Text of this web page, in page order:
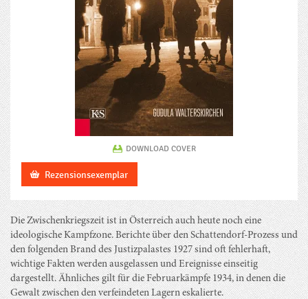
DOWNLOAD COVER
Rezensionsexemplar
Die Zwischenkriegszeit ist in Österreich auch heute noch eine
ideologische Kampfzone. Berichte über den Schattendorf-Prozess und
den folgenden Brand des Justizpalastes 1927 sind oft fehlerhaft,
wichtige Fakten werden ausgelassen und Ereignisse einseitig
dargestellt. Ähnliches gilt für die Februarkämpfe 1934, in denen die
Gewalt zwischen den verfeindeten Lagern eskalierte.